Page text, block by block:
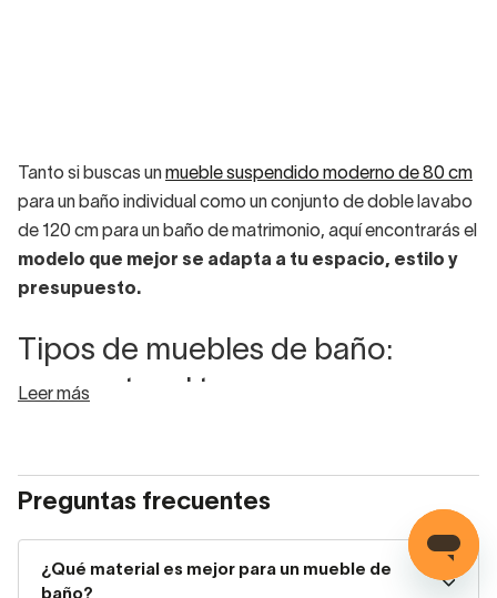
Tanto si buscas un mueble suspendido moderno de 80 cm
para un baño individual como un conjunto de doble lavabo
de 120 cm para un baño de matrimonio, aquí encontrarás el
modelo que mejor se adapta a tu espacio, estilo y
presupuesto.
Tipos de muebles de baño:
encuentra el tuyo
Losmuebles suspendidos son el modelo más demandado
en reformas actuales. Al estar anclados a la pared sin tocar
el suelo,facilitan la limpieza y aportan una sensación
de amplitud
que los hace ideales para baños de cualquier
Leer más
Preguntas frecuentes
¿Qué material es mejor para un mueble de
baño?